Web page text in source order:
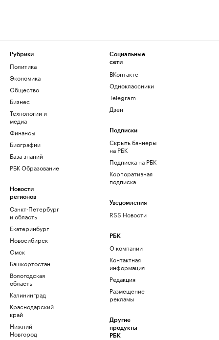
Рубрики
Политика
Экономика
Общество
Бизнес
Технологии и
медиа
Финансы
Биографии
База знаний
РБК Образование
Новости
регионов
Санкт-Петербург
и область
Екатеринбург
Новосибирск
Омск
Башкортостан
Вологодская
область
Калининград
Краснодарский
край
Нижний
Новгород
Социальные
сети
ВКонтакте
Одноклассники
Telegram
Дзен
Подписки
Скрыть баннеры
на РБК
Подписка на РБК
Корпоративная
подписка
Уведомления
RSS Новости
РБК
О компании
Контактная
информация
Редакция
Размещение
рекламы
Другие
продукты
РБК